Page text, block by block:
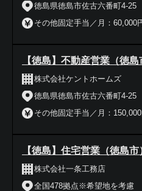
徳島県徳島市佐古六番町4-25
その他固定手当／月：60,000
【徳島】不動産営業（徳島
株式会社ケントホームズ
徳島県徳島市佐古六番町4-25
その他固定手当／月：150,000
【徳島】住宅営業（徳島
株式会社一条工務店
全国478拠点※希望地を考慮